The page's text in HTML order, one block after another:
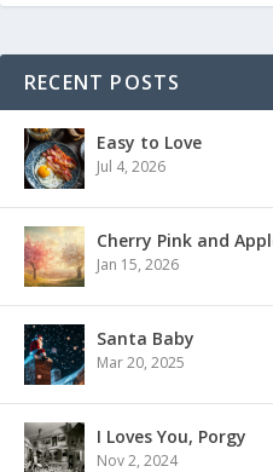
RECENT POSTS
Easy to Love
Jul 4, 2026
Cherry Pink and
Jan 15, 2026
Santa Baby
Mar 20, 2025
I Loves You, Porgy
Nov 2, 2024